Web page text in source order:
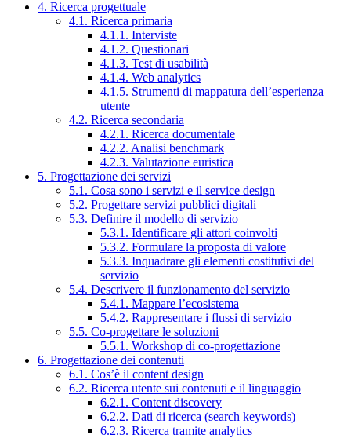
4. Ricerca progettuale
4.1. Ricerca primaria
4.1.1. Interviste
4.1.2. Questionari
4.1.3. Test di usabilità
4.1.4. Web analytics
4.1.5. Strumenti di mappatura dell’esperienza
utente
4.2. Ricerca secondaria
4.2.1. Ricerca documentale
4.2.2. Analisi benchmark
4.2.3. Valutazione euristica
5. Progettazione dei servizi
5.1. Cosa sono i servizi e il service design
5.2. Progettare servizi pubblici digitali
5.3. Definire il modello di servizio
5.3.1. Identificare gli attori coinvolti
5.3.2. Formulare la proposta di valore
5.3.3. Inquadrare gli elementi costitutivi del
servizio
5.4. Descrivere il funzionamento del servizio
5.4.1. Mappare l’ecosistema
5.4.2. Rappresentare i flussi di servizio
5.5. Co-progettare le soluzioni
5.5.1. Workshop di co-progettazione
6. Progettazione dei contenuti
6.1. Cos’è il content design
6.2. Ricerca utente sui contenuti e il linguaggio
6.2.1. Content discovery
6.2.2. Dati di ricerca (search keywords)
6.2.3. Ricerca tramite analytics